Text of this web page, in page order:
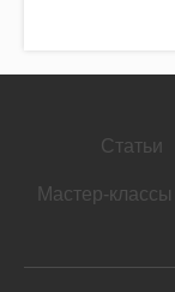
Статьи
Мастер-классы